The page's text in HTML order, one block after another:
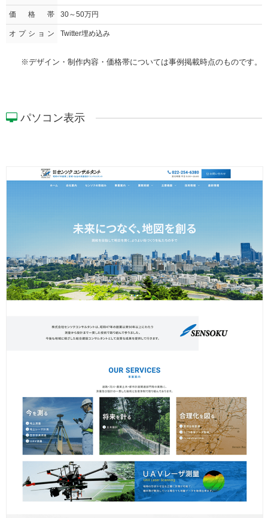
価格帯 30～50万円
オプション Twitter埋め込み
※デザイン・制作内容・価格帯については事例掲載時点のものです。
パソコン表示